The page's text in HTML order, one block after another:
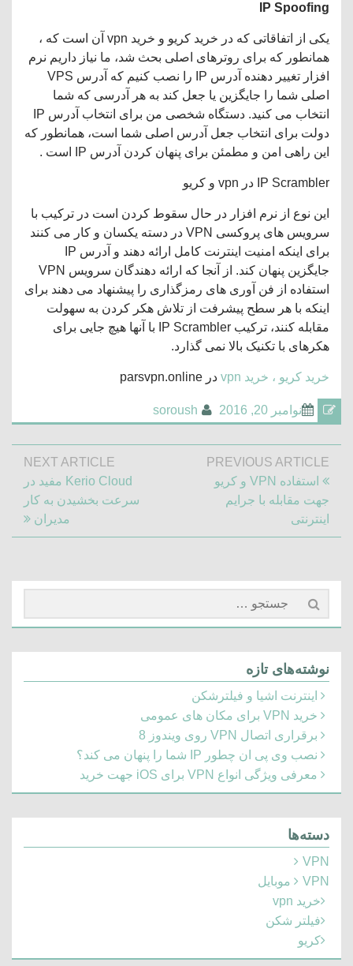
IP Spoofing
یکی از اتفاقاتی که در خرید کریو و خرید vpn آن است که ،
همانطور که برای روترهای اصلی بحث شد، ما نیاز داریم نرم
افزار تغییر دهنده آدرس IP را نصب کنیم که آدرس VPS
اصلی شما را جایگزین یا جعل کند به هر آدرسی که شما
انتخاب می کنید. دستگاه شخصی من برای انتخاب آدرس IP
دولت برای انتخاب جعل آدرس اصلی شما است، همانطور که
این راهی امن و مطمئن برای پنهان کردن آدرس IP است .
IP Scrambler در vpn و کریو
این نوع از نرم افزار در حال سقوط کردن است در ترکیب با
سرویس های پروکسی VPN در دسته یکسان و کار می کنند
برای اینکه امنیت اینترنت کامل ارائه دهند و آدرس IP
جایگزین پنهان کند. از آنجا که ارائه دهندگان سرویس VPN
استفاده از فن آوری های رمزگذاری را پیشنهاد می دهند برای
اینکه با هر سطح پیشرفت از تلاش هکر کردن به سهولت
مقابله کنند، ترکیب IP Scrambler با آنها هیچ جایی برای
هکرهای با تکنیک بالا نمی گذارد.
خرید کریو ، خرید vpn در parsvpn.online
نوامبر 20, 2016 soroush
راهبری
نوشته
PREVIOUS ARTICLE
Previous
Post:
استفاده VPN و کریو
جهت مقابله با جرایم
اینترنتی
NEXT ARTICLE
Next
Article:
Kerio Cloud مفید در
سرعت بخشیدن به کار
مدیران
جستجو
برای:
نوشته‌های تازه
اینترنت اشیا و فیلترشکن
خرید VPN برای مکان های عمومی
برقراری اتصال VPN روی ویندوز 8
نصب وی پی ان چطور IP شما را پنهان می کند؟
معرفی ویژگی انواع VPN برای iOS جهت خرید
دسته‌ها
VPN
VPN موبایل
خرید vpn
فیلتر شکن
کریو